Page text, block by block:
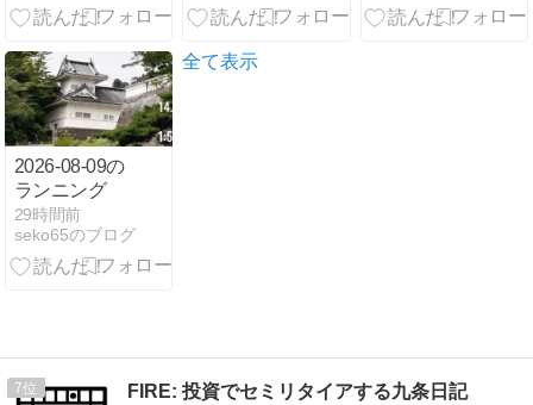
一括投資のリ
2026-08-09の
ランニング
29時間前
seko65のブログ
全て表示
7 FIRE: 投資でセミリタイアする九条日記